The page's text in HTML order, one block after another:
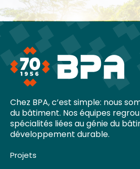
Chez BPA, c’est simple: nous
du bâtiment. Nos équipes
spécialités liées au génie du
développement durable.
Projets